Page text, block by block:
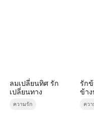
ลมเปลี่ยนทิศ รัก
เปลี่ยนทาง
ความรัก
รัก
ข้า
คว